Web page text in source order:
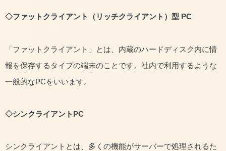
◇ファットクライアント（リッチクライアント）型 PC
「ファットクライアント」とは、内蔵のハードディスク内に情
報を保存するタイプの端末のことです。社内で利用するような
一般的なPCをいいます。
◇シンクライアントPC
シンクライアントとは、多くの機能がサーバーで処理されるた